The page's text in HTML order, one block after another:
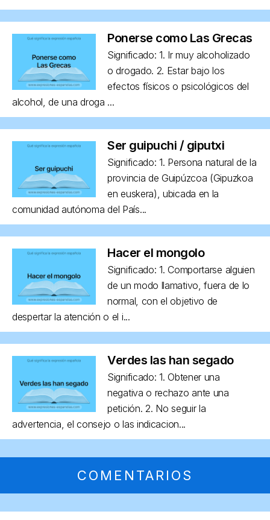
Ponerse como Las Grecas
Significado: 1. Ir muy alcoholizado
o drogado. 2. Estar bajo los
efectos físicos o psicológicos del
alcohol, de una droga ...
Ser guipuchi / giputxi
Significado: 1. Persona natural de la
provincia de Guipúzcoa (Gipuzkoa
en euskera), ubicada en la
comunidad autónoma del País...
Hacer el mongolo
Significado: 1. Comportarse alguien
de un modo llamativo, fuera de lo
normal, con el objetivo de
despertar la atención o el i...
Verdes las han segado
Significado: 1. Obtener una
negativa o rechazo ante una
petición. 2. No seguir la
advertencia, el consejo o las indicacion...
COMENTARIOS